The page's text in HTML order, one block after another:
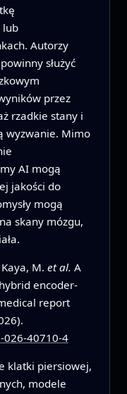
lub
Autorzy
służyć
przez
rzadkie stany i
wyzwanie. Mimo
AI mogą
jakości do
mogą
skany mózgu,
M. et al. A
encoder-
report
40710-4
klatki piersiowej,
modele